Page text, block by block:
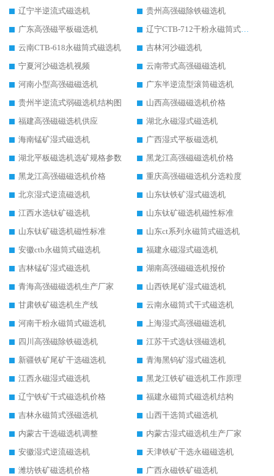
辽宁半逆流式磁选机
贵州高强磁除铁磁选机
广东高强磁平板磁选机
辽宁CTB-712干粉永磁筒式磁选机
云南CTB-618永磁筒式磁选机
吉林河沙磁选机
宁夏河沙磁选机视频
云南带式高强磁磁选机
河南小型高强磁磁选机
广东半逆流型滚筒磁选机
贵州半逆流式弱磁选机结构图
山西高强磁磁选机价格
福建高强磁磁选机供应
湖北永磁湿式磁选机
海南锰矿湿式磁选机
广西湿式平板磁选机
湖北平板磁选机选矿规格参数
黑龙江高强磁磁选机价格
黑龙江高强磁磁选机价格
重庆高强磁磁选机分选粒度
北京湿式逆流磁选机
山东钛铁矿湿式磁选机
江西水选钛矿磁选机
山东钛矿磁选机磁性标准
山东钛矿磁选机磁性标准
山东ct系列永磁筒式磁选机
安徽ctb永磁筒式磁选机
福建永磁湿式磁选机
吉林锰矿湿式磁选机
湖南高强磁磁选机报价
青海高强磁磁选机生产厂家
山西铁尾矿湿式磁选机
甘肃铁矿磁选机生产线
云南永磁筒式干式磁选机
河南干粉永磁筒式磁选机
上海湿式高强磁磁选机
四川高强磁除铁磁选机
江苏干式选钛强磁选机
新疆铁矿尾矿干选磁选机
青海黑钨矿湿式磁选机
江西永磁湿式磁选机
黑龙江铁矿磁选机工作原理
辽宁铁矿干式磁选机价格
福建永磁筒式磁选机结构
吉林永磁筒式强磁选机
山西干选筒式磁选机
内蒙古干选磁选机调整
内蒙古湿式磁选机生产厂家
安徽湿式逆流磁选机
天津铁矿干选永磁磁选机
潍坊铁矿磁选机价格
广西永磁铁矿磁选机